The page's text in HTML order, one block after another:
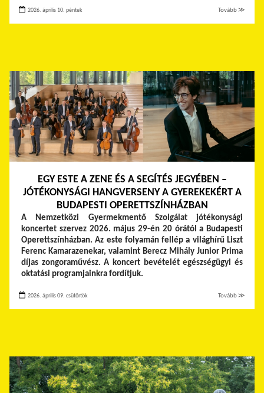
2026. április 10. péntek Tovább ≫
EGY ESTE A ZENE ÉS A SEGÍTÉS JEGYÉBEN –
JÓTÉKONYSÁGI HANGVERSENY A GYEREKEKÉRT A
BUDAPESTI OPERETTSZÍNHÁZBAN
A Nemzetközi Gyermekmentő Szolgálat jótékonysági
koncertet szervez 2026. május 29-én 20 órától a Budapesti
Operettszínházban. Az este folyamán fellép a világhírű Liszt
Ferenc Kamarazenekar, valamint Berecz Mihály Junior Prima
díjas zongoraművész. A koncert bevételét egészségügyi és
oktatási programjainkra fordítjuk.
2026. április 09. csütörtök Tovább ≫